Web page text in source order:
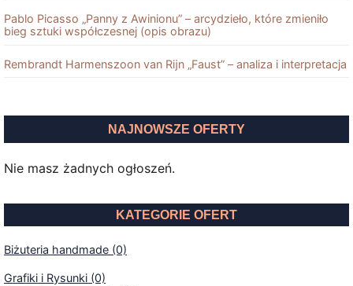
Pablo Picasso „Panny z Awinionu” – arcydzieło, które zmieniło
bieg sztuki współczesnej (opis obrazu)
Rembrandt Harmenszoon van Rĳn „Faust” – analiza i interpretacja
NAJNOWSZE OFERTY
Nie masz żadnych ogłoszeń.
KATEGORIE OFERT
Biżuteria handmade (0)
Grafiki i Rysunki (0)